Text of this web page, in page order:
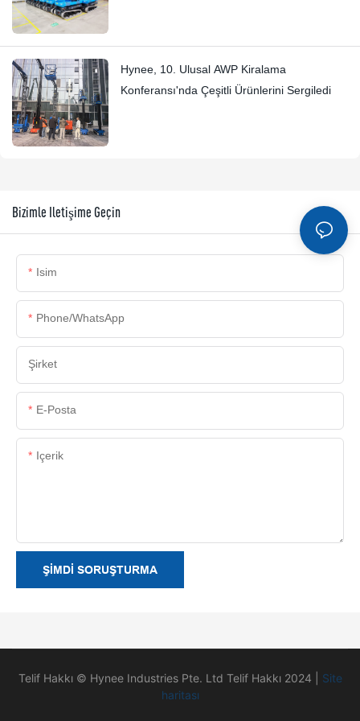
Hynee, 10. Ulusal AWP Kiralama
Konferansı'nda Çeşitli Ürünlerini Sergiledi
Bizimle Iletişime Geçin
Isim
Phone/whatsApp
Şirket
E-Posta
Içerik
ŞIMDI SORUŞTURMA
Telif Hakkı © Hynee Industries Pte. Ltd Telif Hakkı 2024 |
Site
haritası